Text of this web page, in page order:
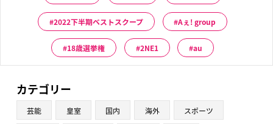
2022下半期ベストスクープ Aぇ! group
18歳選挙権 2NE1 au
カテゴリー
芸能 皇室 国内 海外 スポーツ